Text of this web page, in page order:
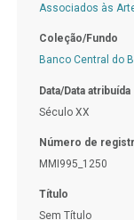
Associados às
Coleção/Fundo
Banco Central do
Data/Data atribuída
Século XX
Número de
MMI995_1250
Título
Sem Título